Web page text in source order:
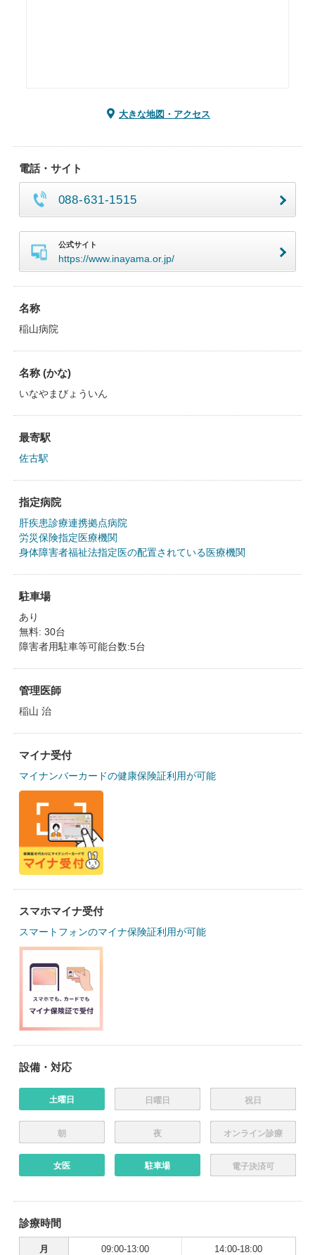
大きな地図・アクセス
電話・サイト
088-631-1515
公式サイト
https://www.inayama.or.jp/
名称
稲山病院
名称 (かな)
いなやまびょういん
最寄駅
佐古駅
指定病院
肝疾患診療連携拠点病院
労災保険指定医療機関
身体障害者福祉法指定医の配置されている医療機関
駐車場
あり
無料: 30台
障害者用駐車等可能台数:5台
管理医師
稲山 治
マイナ受付
マイナンバーカードの健康保険証利用が可能
スマホマイナ受付
スマートフォンのマイナ保険証利用が可能
設備・対応
土曜日 日曜日 祝日
朝 夜 オンライン診療
女医 駐車場 電子決済可
診療時間
月 09:00-13:00 14:00-18:00